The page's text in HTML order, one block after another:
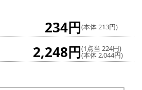
234円(本体 213円)
2,248円(1点当 224円)
(本体 2,044円)